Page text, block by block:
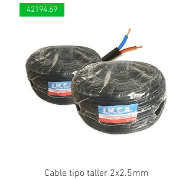
42194.69
Cable tipo taller 2x2.5mm